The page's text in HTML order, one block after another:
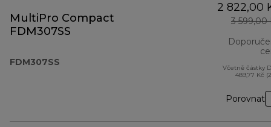
MultiPro Compact
FDM307SS
FDM307SS
2 822,00
3 599,00
Včetně částky
489,77 Kč
Porovnat